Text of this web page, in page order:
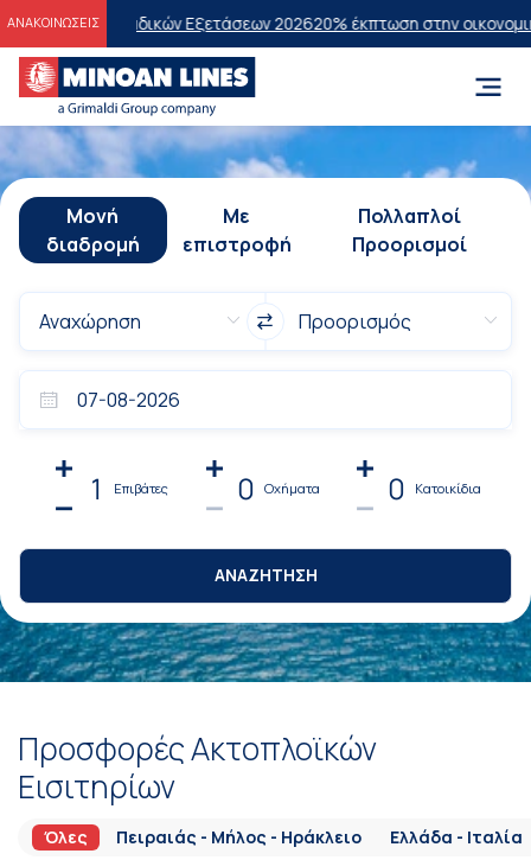
ΑΝΑΚΟΙΝΩΣΕΙΣΕξετάσεων 202620% έκπτωση στην οικονομική θέση σε
Μονή
διαδρομή
Με
επιστροφή
Πολλαπλοί
Προορισμοί
1 Επιβάτες 0 Οχήματα 0 Κατοικίδια
ΑΝΑΖΗΤΗΣΗ
Προσφορές Ακτοπλοϊκών
Εισιτηρίων
Όλες Πειραιάς - Μήλος - Ηράκλειο Ελλάδα - Ιταλία